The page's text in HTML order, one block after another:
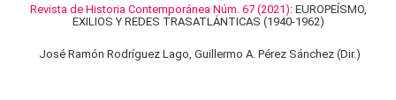
Revista de Historia Contemporánea Núm. 67 (2021): EUROPEÍSMO,
EXILIOS Y REDES TRASATLÁNTICAS (1940-1962)
José Ramón Rodríguez Lago, Guillermo A. Pérez Sánchez (Dir.)